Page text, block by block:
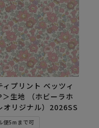
ィプリント ベッツィ
＞生地 （ホビーラホ
オリジナル）2026SS
便5mまで可